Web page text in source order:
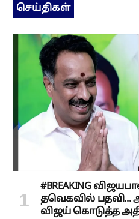
செய்திகள்
#BREAKING
தவெகவில் பதவி...
விஜய் கொடுத்த